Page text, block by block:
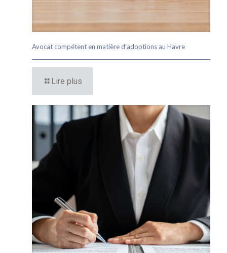
Avocat compétent en matière d’adoptions au Havre
Lire plus